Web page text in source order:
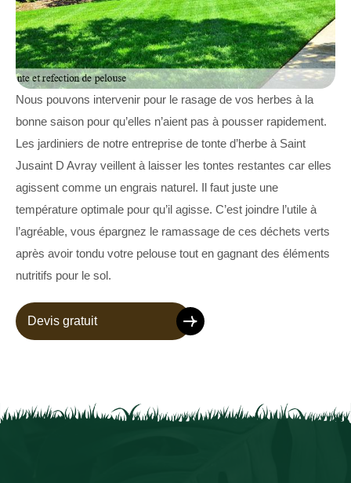
Nous pouvons intervenir pour le rasage de vos herbes à la
bonne saison pour qu’elles n’aient pas à pousser rapidement.
Les jardiniers de notre entreprise de tonte d’herbe à Saint
Jusaint D Avray veillent à laisser les tontes restantes car elles
agissent comme un engrais naturel. Il faut juste une
température optimale pour qu’il agisse. C’est joindre l’utile à
l’agréable, vous épargnez le ramassage de ces déchets verts
après avoir tondu votre pelouse tout en gagnant des éléments
nutritifs pour le sol.
Devis gratuit